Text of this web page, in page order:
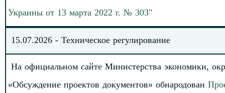
Украины от 13 марта 2022 г. № 303"
15.07.2026 - Техническое регулирование
На официальном сайте Министерства экономики,
«Обсуждение проектов документов» обнародован